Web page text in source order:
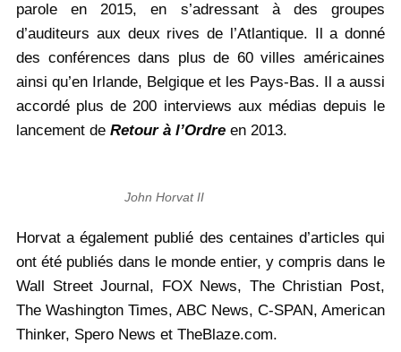
parole en 2015, en s’adressant à des groupes
d’auditeurs aux deux rives de l’Atlantique. Il a donné
des conférences dans plus de 60 villes américaines
ainsi qu’en Irlande, Belgique et les Pays-Bas. Il a aussi
accordé plus de 200 interviews aux médias depuis le
lancement de Retour à l’Ordre en 2013.
John Horvat II
Horvat a également publié des centaines d’articles qui
ont été publiés dans le monde entier, y compris dans le
Wall Street Journal, FOX News, The Christian Post,
The Washington Times, ABC News, C-SPAN, American
Thinker, Spero News et TheBlaze.com.